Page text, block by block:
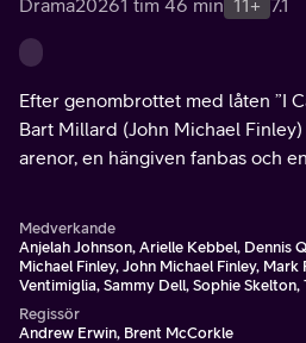
Drama20261 tim 46 min 11+ 7.1
Efter genombrottet med låten ”I
Bart Millard (John Michael
arenor, en hängiven fanbas och
Medverkande
Anjelah Johnson, Arielle Kebbel, Dennis
Michael Finley, John Michael Finley, Mark
Ventimiglia, Sammy Dell, Sophie Skelton,
Regissör
Andrew Erwin, Brent McCorkle